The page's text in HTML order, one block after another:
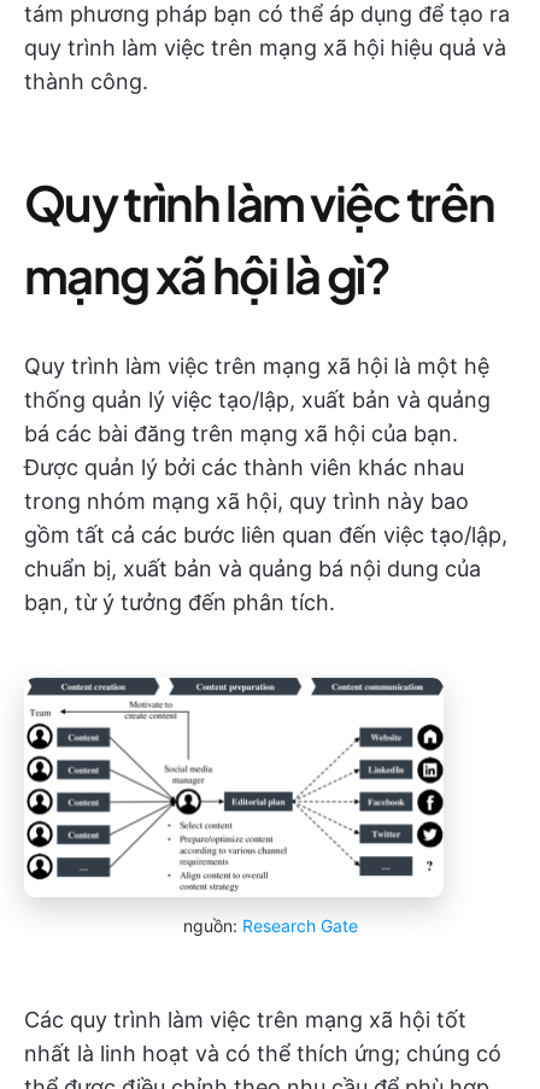
tám phương pháp bạn có thể áp dụng để tạo ra
quy trình làm việc trên mạng xã hội hiệu quả và
thành công.
Quy trình làm việc trên
mạng xã hội là gì?
Quy trình làm việc trên mạng xã hội là một hệ
thống quản lý việc tạo/lập, xuất bản và quảng
bá các bài đăng trên mạng xã hội của bạn.
Được quản lý bởi các thành viên khác nhau
trong nhóm mạng xã hội, quy trình này bao
gồm tất cả các bước liên quan đến việc tạo/lập,
chuẩn bị, xuất bản và quảng bá nội dung của
bạn, từ ý tưởng đến phân tích.
nguồn: Research Gate
Các quy trình làm việc trên mạng xã hội tốt
nhất là linh hoạt và có thể thích ứng; chúng có